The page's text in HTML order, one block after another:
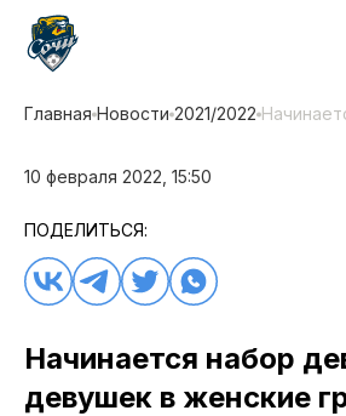
Главная Новости 2021/2022
10 февраля 2022, 15:50
ПОДЕЛИТЬСЯ:
Начинается набор
девушек в женские